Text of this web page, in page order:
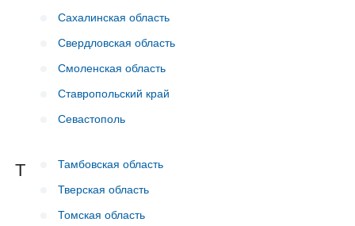
Сахалинская область
Свердловская область
Смоленская область
Ставропольский край
Севастополь
Т
Тамбовская область
Тверская область
Томская область